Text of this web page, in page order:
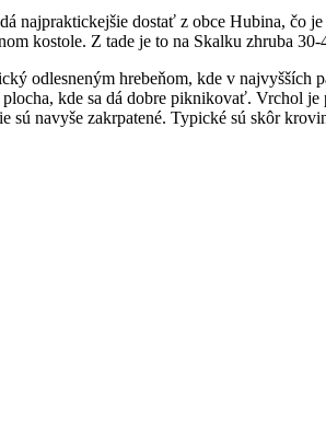
najpraktickejšie dostať z obce Hubina, čo
kostole. Z tade je to na Skalku zhruba
odlesneným hrebeňom, kde v najvyšších
plocha, kde sa dá dobre piknikovať. Vrchol
sú navyše zakrpatené. Typické sú skôr